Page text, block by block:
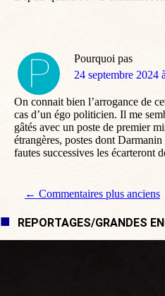
Pourquoi pas
dit
24 septembre 2024
On connait bien l’arrogance de
cas d’un égo politicien. Il me
gâtés avec un poste de premier
étrangères, postes dont
fautes successives les écarteront
Navigation de
← Commentaires plus anciens
REPORTAGES/GRANDES